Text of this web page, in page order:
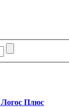
Плюс